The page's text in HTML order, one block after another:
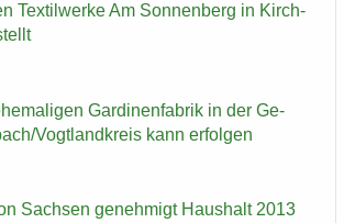
Tex­til­wer­ke Am Son­nen­berg in Kirch­
Gar­di­nen­fa­brik in der Ge­
Vogt­land­kreis kann er­fol­gen
Sach­sen ge­neh­migt Haus­halt 2013